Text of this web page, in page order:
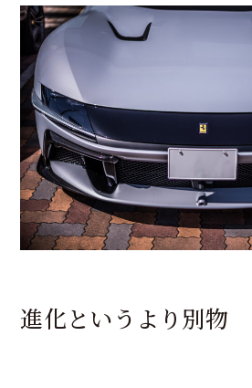
進化というより別物